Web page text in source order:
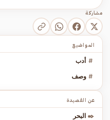
مشاركة
المواضيع
# أدب
# وصف
عن القصيدة
✒️ البحر